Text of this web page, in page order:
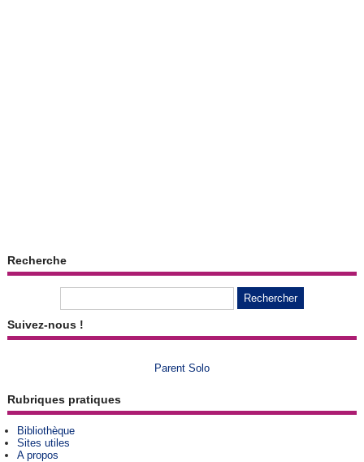
Recherche
Suivez-nous !
Parent Solo
Rubriques pratiques
Bibliothèque
Sites utiles
A propos